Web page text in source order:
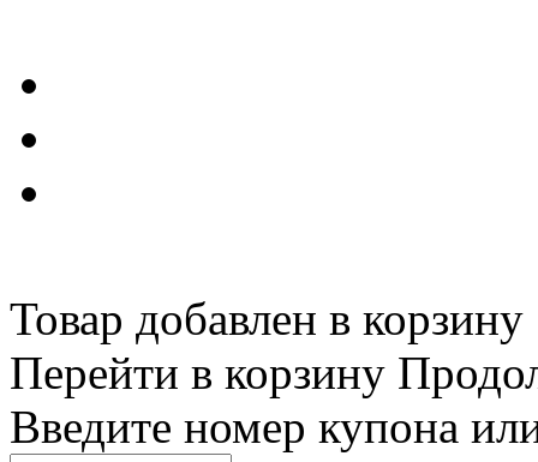
Товар добавлен в корзину
Перейти в корзину
Введите номер купона